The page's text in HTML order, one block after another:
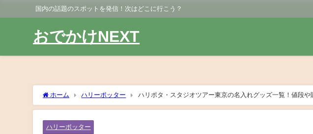
国内の話題のスポットを発信！次はどこに行こう？
おでかけNEXT
ホーム ハリーポッター ハリポタ・スタジオツアー東京の名入れグッズ一覧！値段
ハリーポッター